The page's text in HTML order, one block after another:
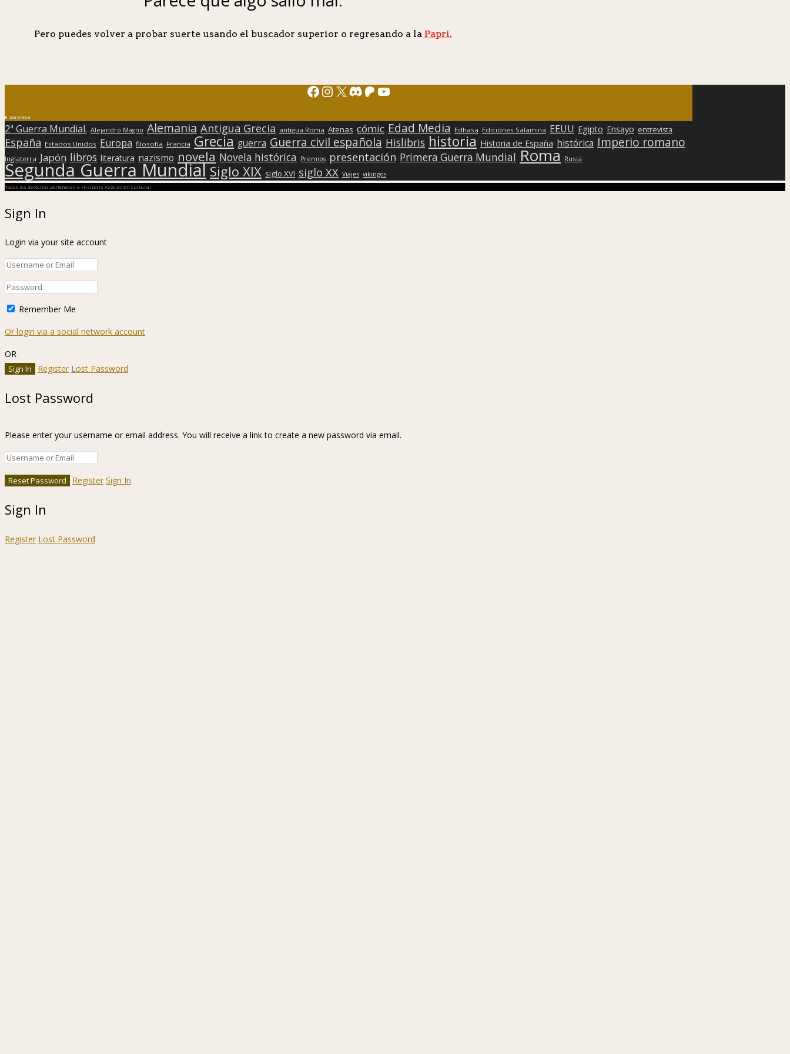
Pero puedes volver a probar suerte usando el buscador superior o regresando a la Papri.
Facebook
Instagram
X Discord
Patreon
YouTube
Sorpresa
2ª Guerra Mundial. Alejandro Magno Alemania Antigua Grecia antigua Roma Atenas cómic Edad Media Edhasa Ediciones Salamina EEUU Egipto Ensayo entrevista
España Estados Unidos Europa filosofía Francia Grecia guerra Guerra civil española Hislibris historia Historia de España histórica Imperio romano
Inglaterra Japón libros literatura nazismo novela Novela histórica Premios presentación Primera Guerra Mundial Roma Rusia
Segunda Guerra Mundial Siglo XIX siglo XVI siglo XX Viajes vikingos
Todos los derechos pertenecen a Hislibris Asociación cultural
Sign In
Login via your site account
Remember Me
Or login via a social network account
OR
Register Lost Password
Lost Password
Please enter your username or email address. You will receive a link to create a new password via email.
Register Sign In
Sign In
Register Lost Password